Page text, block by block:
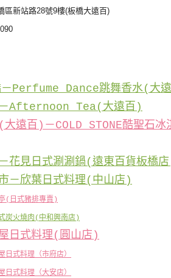
區新站路28號9樓(板橋大遠百)
－Perfume Dance跳舞香水(大
－Afternoon Tea(大遠百)
大遠百)－COLD STONE酷聖石
－花見日式涮涮鍋(遠東百貨板橋
－欣葉日式料理(中山店)
(日式豬排專賣)
炭火燒肉(中和興南店)
日式料理(圓山店)
日式料理（市府店）
日式料理（大安店）